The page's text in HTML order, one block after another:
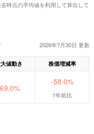
時点の平均値を利用して算出して
2026年7月30日 更新
値動き 株価増減率
-58.0%
1年前比